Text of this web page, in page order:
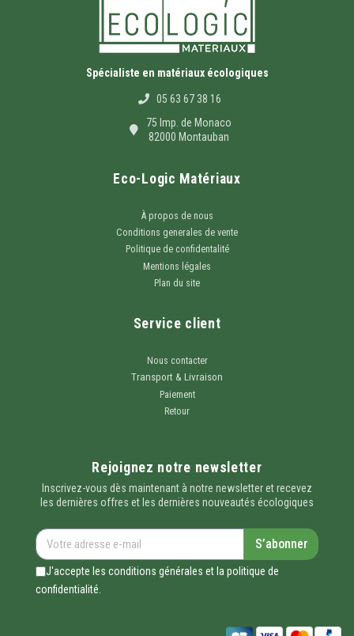
Spécialiste en matériaux écologiques
05 63 67 38 16
75 Imp. de Monaco
82000 Montauban
Eco-Logic Matériaux
À propos de nous
Conditions generales de vente
Politique de confidentalité
Mentions légales
Plan du site
Service client
Nous contacter
Transport & Livraison
Paiement
Retour
Rejoignez notre newsletter
Inscrivez-vous dès maintenant à notre newsletter et recevez
les dernières offres et les dernières nouveautés écologiques
S’abonner
J'accepte les conditions générales et la politique de
confidentialité.